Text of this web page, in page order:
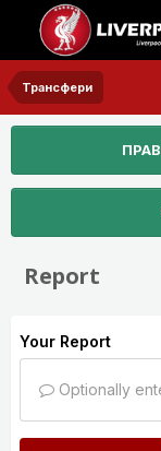
Трансфери
Report
Your Report
Optionally